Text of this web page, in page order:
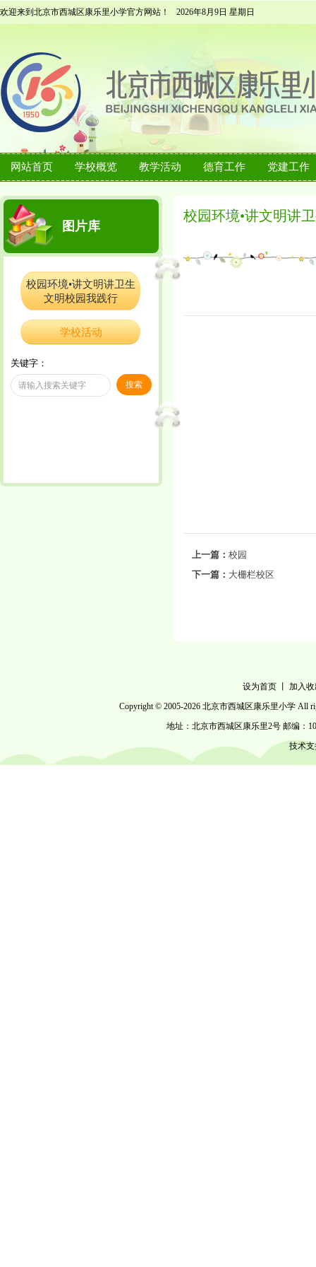
欢迎来到北京市西城区康乐里小学官方网站！ 2026年8月9日 星期日
网站首页 学校概览 教学活动 德育工作 党建工作
图片库
校园环境•讲文明讲卫生
文明校园我践行
学校活动
关键字：
校园环境•讲文明讲
上一篇： 校园
下一篇： 大栅栏校区
设为首页
加入
Copyright © 2005-2026 北京市西城区康乐里小学 All
地址：北京市西城区康乐里2号 邮编：
技术